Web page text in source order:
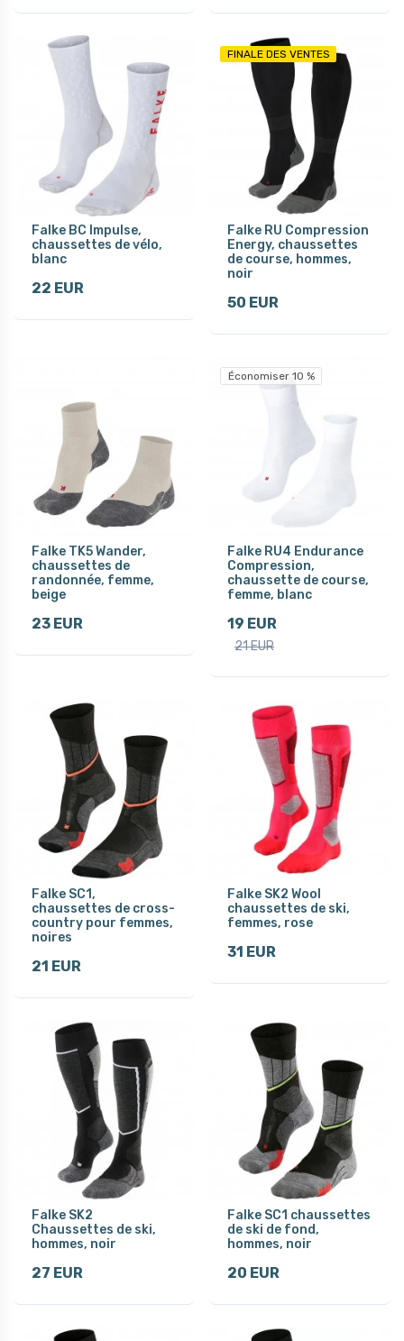
Falke BC Impulse,
chaussettes de vélo,
blanc
22 EUR
FINALE DES VENTES
Falke RU Compression
Energy, chaussettes
de course, hommes,
noir
50 EUR
Falke TK5 Wander,
chaussettes de
randonnée, femme,
beige
23 EUR
Économiser 10 %
Falke RU4 Endurance
Compression,
chaussette de course,
femme, blanc
19 EUR
21 EUR
Falke SC1,
chaussettes de cross-
country pour femmes,
noires
21 EUR
Falke SK2 Wool
chaussettes de ski,
femmes, rose
31 EUR
Falke SK2
Chaussettes de ski,
hommes, noir
27 EUR
Falke SC1 chaussettes
de ski de fond,
hommes, noir
20 EUR